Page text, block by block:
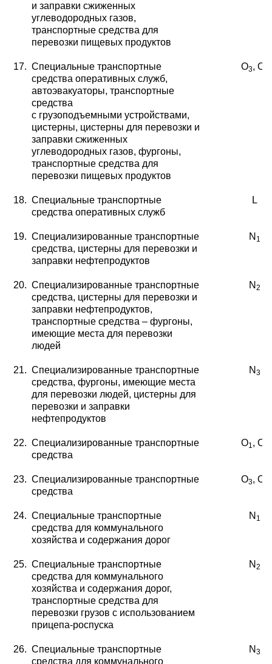
и заправки сжиженных
углеводородных газов,
транспортные средства для
перевозки пищевых продуктов
17. Специальные транспортные
средства оперативныхслужб,
автоэвакуаторы, транспортные
средства
с грузоподъемными устройствами,
цистерны, цистерны для перевозки и
заправки сжиженных
углеводородных газов, фургоны,
транспортные средства для
перевозки пищевых продуктов
O3, O
18. Специальные транспортные
средства оперативныхслужб
L
19. Специализированные транспортные
средства, цистерны для перевозки и
заправки нефтепродуктов
N 1
20. Специализированные транспортные
средства, цистерны для перевозки и
заправки нефтепродуктов,
транспортные средства – фургоны,
имеющие места для перевозки
людей
N 2
21. Специализированные транспортные
средства, фургоны, имеющие места
для перевозки людей, цистерны для
перевозки и заправки
нефтепродуктов
N 3
22. Специализированные транспортные
средства
O1, O
23. Специализированные транспортные
средства
O3, O
24. Специальные транспортные
средства для коммунального
хозяйства и содержания дорог
N 1
25. Специальные транспортные
средства для коммунального
хозяйства и содержания дорог,
транспортные средства для
перевозки грузов с использованием
прицепа-роспуска
N 2
26. Специальные транспортные
средства для коммунального
N 3